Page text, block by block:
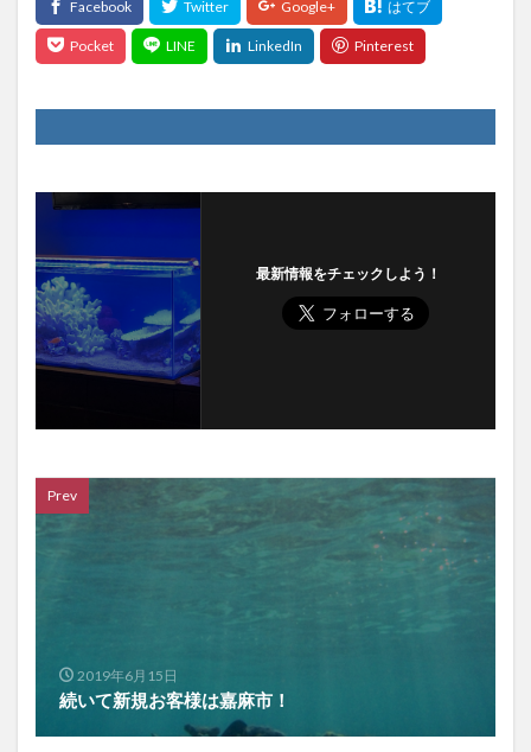
最新情報をチェックしよう！
Prev
2019年6月15日
続いて新規お客様は嘉麻市！